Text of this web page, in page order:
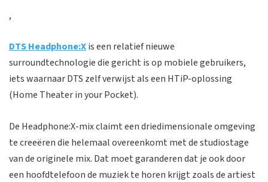
,
DTS Headphone:Xis een relatief nieuwe
surroundtechnologie die gericht is op mobiele gebruikers,
iets waarnaar DTS zelf verwijst als een HTiP-oplossing
(Home Theater in your Pocket).
De Headphone:X-mix claimt een driedimensionale omgeving
te creeëren die helemaal overeenkomt met de studiostage
van de originele mix. Dat moet garanderen dat je ook door
een hoofdtelefoon de muziek te horen krijgt zoals de artiest